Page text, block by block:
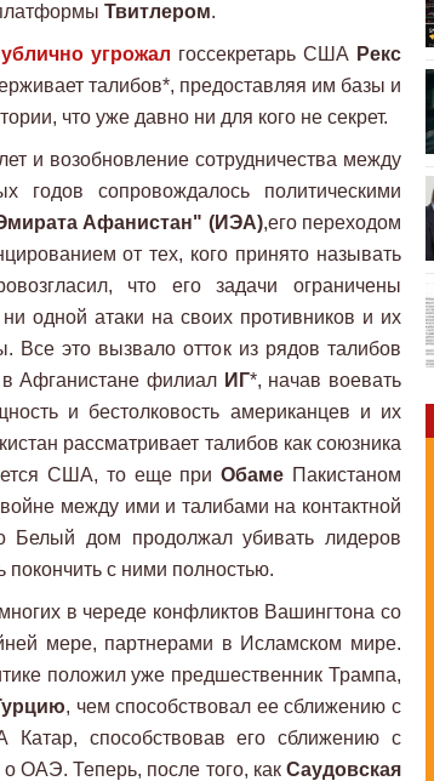
Твитлером.
угрожал госсекретарь США Рекс
талибов*, предоставляя им базы и
что уже давно ни для кого не секрет.
и возобновление сотрудничества между
годов сопровождалось политическими
Афанистан" (ИЭА),его переходом
от тех, кого принято называть
что его задачи ограничены
одной атаки на своих противников и их
Все это вызвало отток из рядов талибов
в Афганистане филиал ИГ*, начав воевать
и бестолковость американцев и их
рассматривает талибов как союзника
США, то еще приОбаме Пакистаном
между ими и талибами на контактной
Белый дом продолжал убивать лидеров
покончить с ними полностью.
в череде конфликтов Вашингтона со
мере, партнерами в Исламском мире.
положил уже предшественник Трампа,
, чем способствовал ее сближению с
способствовав его сближению с
ОАЭ. Теперь, после того, как Саудовская